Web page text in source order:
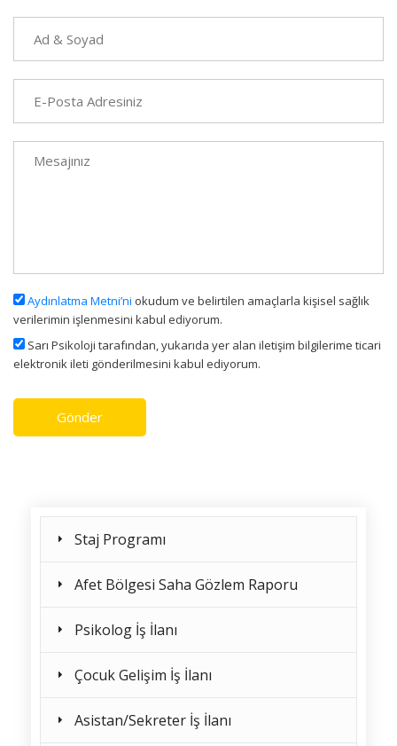
Aydınlatma Metni’ni okudum ve belirtilen amaçlarla kişisel sağlık
verilerimin işlenmesini kabul ediyorum.
Sarı Psikoloji tarafından, yukarıda yer alan iletişim bilgilerime ticari
elektronik ileti gönderilmesini kabul ediyorum.
Gönder
Staj Programı
Afet Bölgesi Saha Gözlem Raporu
Psikolog İş İlanı
Çocuk Gelişim İş İlanı
Asistan/Sekreter İş İlanı